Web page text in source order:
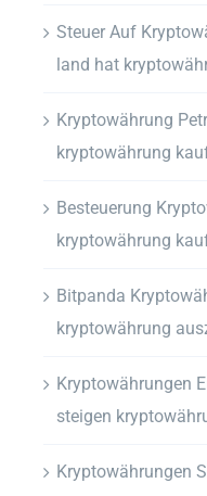
Steuer Auf
land hat
Kryptowährung
kryptowährung
Besteuerung
kryptowährung
Bitpanda
kryptowährung
Kryptowährungen
steigen
Kryptowährungen